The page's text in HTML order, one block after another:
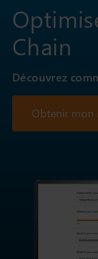
Chain
Découvrez
Obtenir